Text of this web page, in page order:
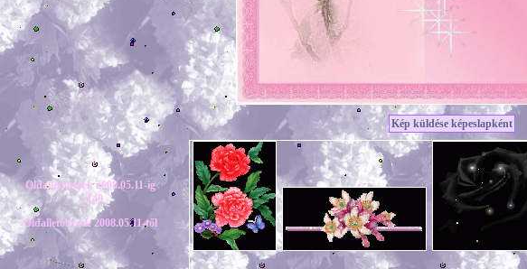
Oldalletöltések 2008.05.11-ig
3 140
Oldalletöltések 2008.05.11-től
Kép küldése képeslapként